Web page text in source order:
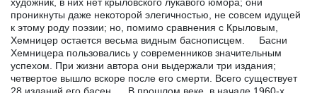
проникнуты даже некоторой элегичностью, не совсем идущей
к этому роду поэзии; но, помимо сравнения с Крыловым,
Хемницер остается весьма видным баснописцем. Басни
Хемницера пользовались у современников значительным
успехом. При жизни автора они выдержали три издания;
четвертое вышло вскоре после его смерти. Всего существует
28 изданий его басен. В прошлом веке, в начале 1960-х